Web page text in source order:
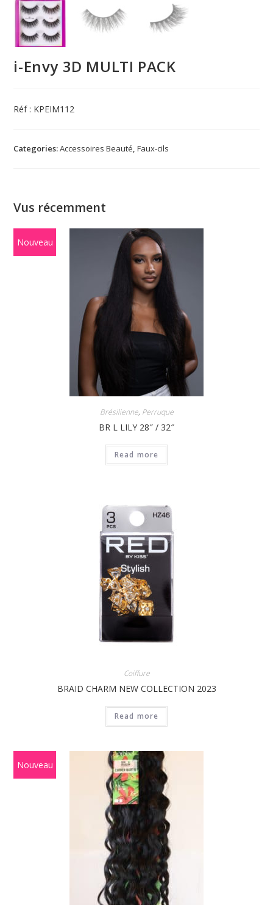
i-Envy 3D MULTI PACK
Réf : KPEIM112
Categories:Accessoires Beauté,Faux-cils
Vus récemment
Nouveau
Brésilienne, Perruque
BR L LILY 28″ / 32″
Read more
Coiffure
BRAID CHARM NEW COLLECTION 2023
Read more
Nouveau